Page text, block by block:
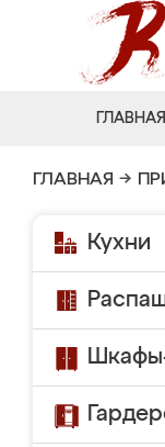
ГЛАВНАЯ
ГЛАВНАЯ →
Кухни